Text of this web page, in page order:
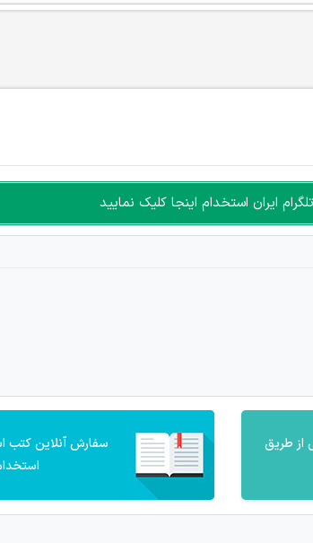
ایران استخدام اینجا کلیک نمایید
از طریق
سفارش آنلاین کتب